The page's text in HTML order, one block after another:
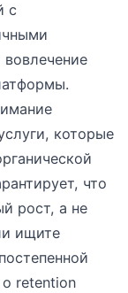
с
вовлечение
которые
что
рост, а не
ищите
retention